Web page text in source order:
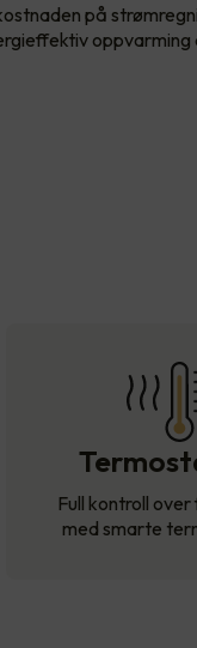
på
oppvarming
Full kontroll
med smarte